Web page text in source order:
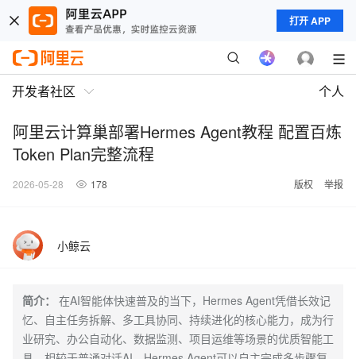
打开 APP
开发者社区 个人
阿里云计算巢部署Hermes Agent教程 配置百炼
Token Plan完整流程
2026-05-28 178 版权 举报
小鲸云
简介：
在AI智能体快速普及的当下，Hermes Agent凭借长效记
忆、自主任务拆解、多工具协同、持续进化的核心能力，成为行
业研究、办公自动化、数据监测、项目运维等场景的优质智能工